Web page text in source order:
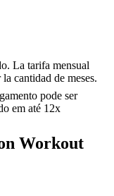
La tarifa mensual
cantidad de meses.
Workout